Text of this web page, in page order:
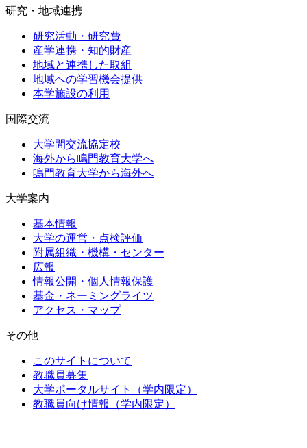
研究・地域連携
研究活動・研究費
産学連携・知的財産
地域と連携した取組
地域への学習機会提供
本学施設の利用
国際交流
大学間交流協定校
海外から鳴門教育大学へ
鳴門教育大学から海外へ
大学案内
基本情報
大学の運営・点検評価
附属組織・機構・センター
広報
情報公開・個人情報保護
基金・ネーミングライツ
アクセス・マップ
その他
このサイトについて
教職員募集
大学ポータルサイト（学内限定）
教職員向け情報（学内限定）